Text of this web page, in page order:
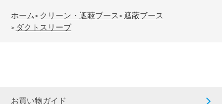
ホーム> クリーン・遮蔽ブース > 遮蔽ブース
> ダクトスリーブ
お買い物ガイド